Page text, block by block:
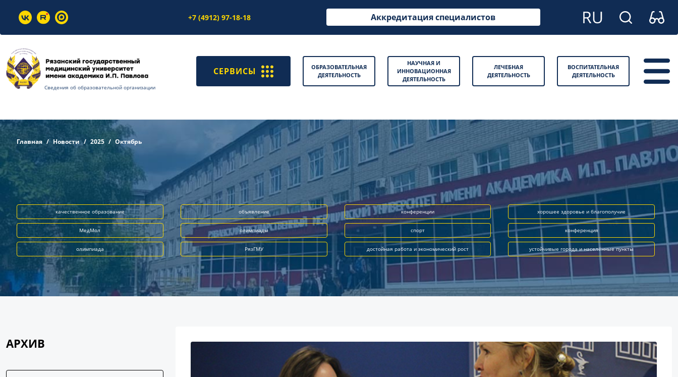
+7 (4912) 97-18-18 Аккредитация специалистов
Сведения об образовательной организации
СЕРВИСЫ
ОБРАЗОВАТЕЛЬНАЯ
ДЕЯТЕЛЬНОСТЬ
НАУЧНАЯ И
ИННОВАЦИОННАЯ
ДЕЯТЕЛЬНОСТЬ
ЛЕЧЕБНАЯ
ДЕЯТЕЛЬНОСТЬ
ВОСПИТАТЕЛЬНАЯ
ДЕЯТЕЛЬНОСТЬ
Главная Новости 2025 Октябрь
качественное образование объявление конференции хорошее здоровье и благополучие
МедМол олимпиады спорт конференция
олимпиада РязГМУ достойная работа и экономический рост устойчивые города и населённые пункты
АРХИВ